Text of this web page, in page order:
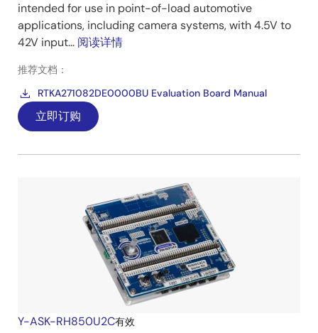
intended for use in point-of-load automotive
applications, including camera systems, with 4.5V to
42V input... 阅读详情
推荐文档：
RTKA271082DE0000BU Evaluation Board Manual
立即订购
Y-ASK-RH850U2C有效